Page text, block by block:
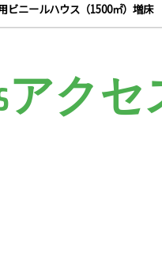
ビニールハウス（1500㎡）増床
アク